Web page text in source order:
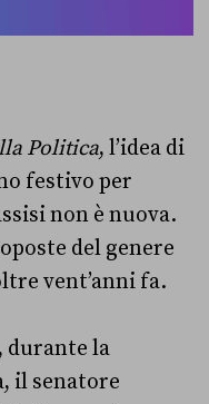
Politica, l’idea di
festivo per
non è nuova.
del genere
vent’anni fa.
durante la
il senatore